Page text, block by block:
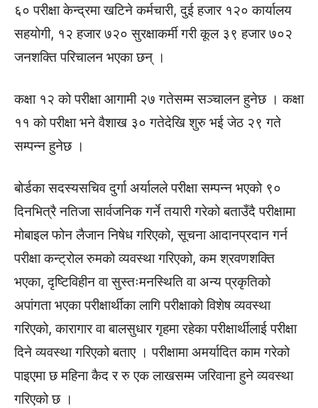
६० परीक्षा केन्द्रमा खटिने कर्मचारी, दुई हजार १२० कार्यालय
सहयोगी, १२ हजार ७२० सुरक्षाकर्मी गरी कूल ३९ हजार ७०२
जनशक्ति परिचालन भएका छन् ।
कक्षा १२ को परीक्षा आगामी २७ गतेसम्म सञ्चालन हुनेछ । कक्षा
११ को परीक्षा भने वैशाख ३० गतेदेखि शुरु भई जेठ २९ गते
सम्पन्न हुनेछ ।
बोर्डका सदस्यसचिव दुर्गा अर्यालले परीक्षा सम्पन्न भएको ९०
दिनभित्रै नतिजा सार्वजनिक गर्ने तयारी गरेको बताउँदै परीक्षामा
मोबाइल फोन लैजान निषेध गरिएको, सूचना आदानप्रदान गर्न
परीक्षा कन्ट्रोल रुमको व्यवस्था गरिएको, कम श्रवणशक्ति
भएका, दृष्टिविहीन वा सुस्तःमनस्थिति वा अन्य प्रकृतिको
अपांगता भएका परीक्षार्थीका लागि परीक्षाको विशेष व्यवस्था
गरिएको, कारागार वा बालसुधार गृहमा रहेका परीक्षार्थीलाई परीक्षा
दिने व्यवस्था गरिएको बताए । परीक्षामा अमर्यादित काम गरेको
पाइएमा छ महिना कैद र रु एक लाखसम्म जरिवाना हुने व्यवस्था
गरिएको छ ।